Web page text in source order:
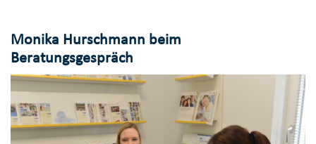
Monika Hurschmann beim
Beratungsgespräch